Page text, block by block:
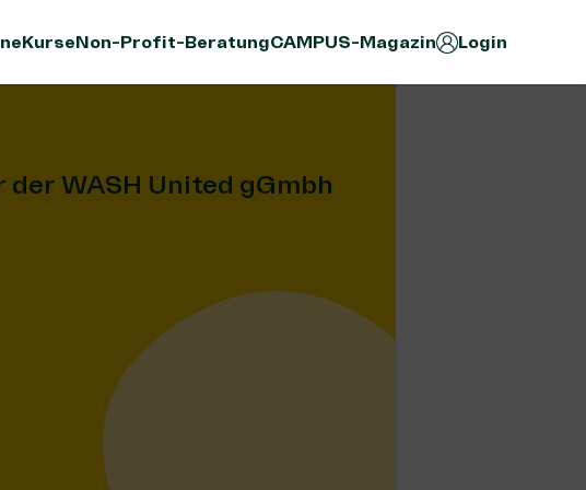
KurseNon-Profit-BeratungCAMPUS-Magazin Login
WASH United gGmbh